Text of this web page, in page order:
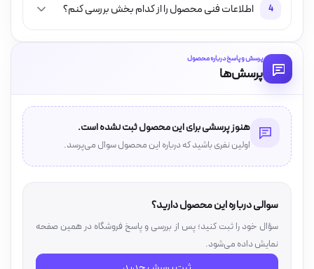
4 اطلاعات فنی محصول را از کدام بخش بررسی کنم؟
پرسش و پاسخ درباره محصول
پرسش‌ها
هنوز پرسشی برای این محصول ثبت نشده است.
اولین نفری باشید که درباره این محصول سوال می‌پرسد.
سوالی درباره این محصول دارید؟
سؤال خود را ثبت کنید؛ پس از بررسی و پاسخ فروشگاه در همین صفحه
نمایش داده می‌شود.